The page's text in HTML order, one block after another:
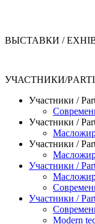
ВЫСТАВКИ /
УЧАСТНИКИ/
Участники /
Участники /
Участники /
Участники /
Участники /
Modern